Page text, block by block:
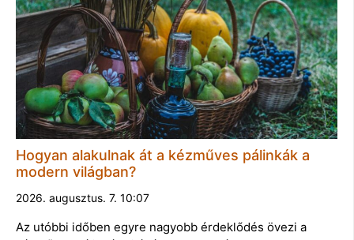
Hogyan alakulnak át a kézműves pálinkák a
modern világban?
2026. augusztus. 7. 10:07
Az utóbbi időben egyre nagyobb érdeklődés övezi a